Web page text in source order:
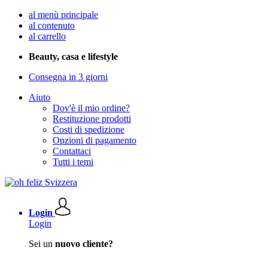
al menù principale
al contenuto
al carrello
Beauty, casa e lifestyle
Consegna in 3 giorni
Aiuto
Dov'è il mio ordine?
Restituzione prodotti
Costi di spedizione
Opzioni di pagamento
Contattaci
Tutti i temi
Login
Login
Sei un nuovo cliente?